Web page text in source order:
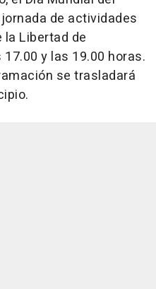
de actividades
Libertad de
y las 19.00 horas.
se trasladará